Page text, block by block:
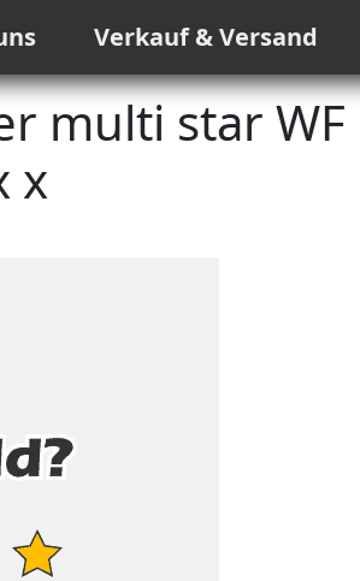
Verkauf & Versand
multi star WF
x